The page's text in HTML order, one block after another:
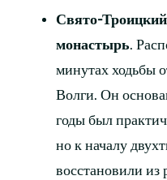
Свято-
монастырь.
минутах ходьбы
Волги. Он
годы был
но к началу
восстановили из